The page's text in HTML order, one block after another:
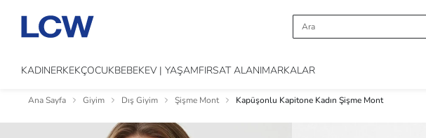
KADINERKEKÇOCUKBEBEKEV | YAŞAMFIRSAT ALANIMARKALAR
Ana Sayfa Giyim Dış Giyim Şişme Mont Kapüşonlu Kapitone Kadın Şişme Mont